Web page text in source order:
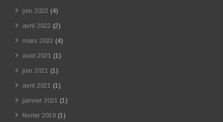
juin 2022 (4)
avril 2022 (2)
mars 2022 (4)
août 2021 (1)
juin 2021 (1)
avril 2021 (1)
janvier 2021 (1)
février 2019 (1)